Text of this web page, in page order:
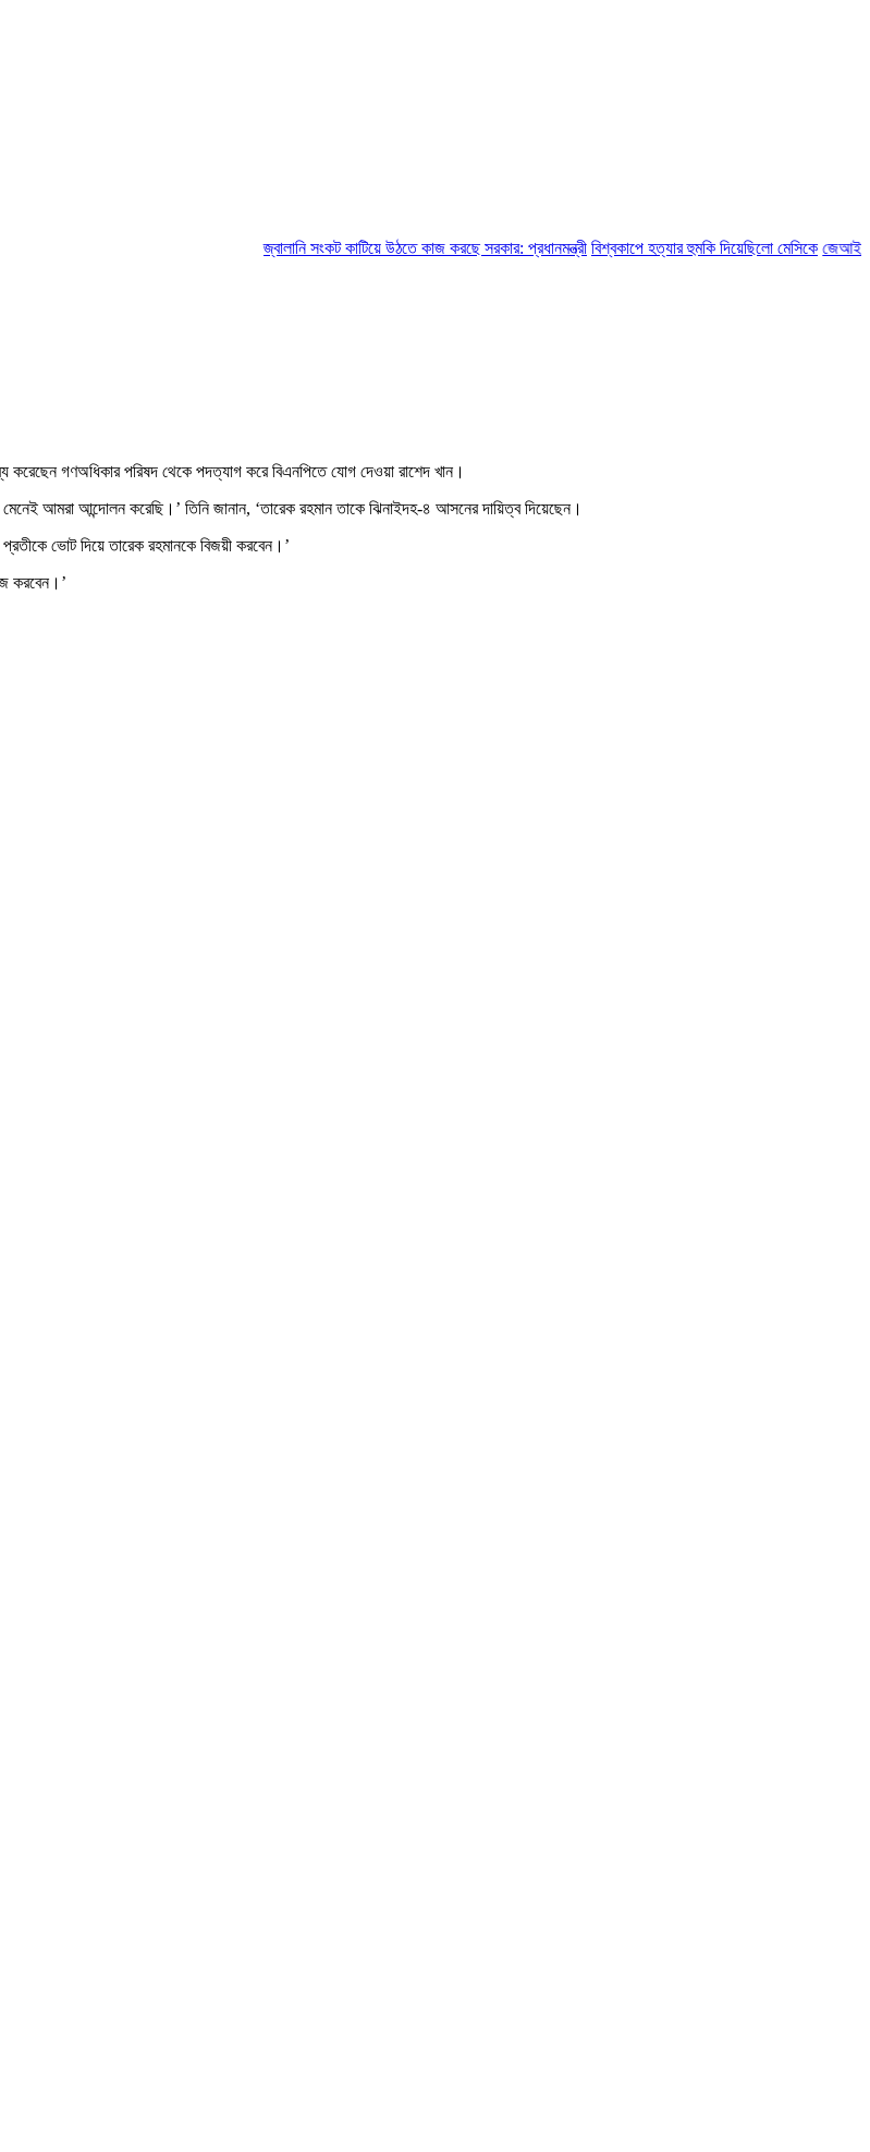
জ্বালানি সংকট কাটিয়ে উঠতে কাজ করছে সরকার: প্রধানমন্ত্রী বিশ্বকাপে হত্যার হুমকি দিয়েছিলো মেসিকে জেআইসি সেলে
গণঅধিকার পরিষদ থেকে পদত্যাগ করে বিএনপিতে যোগ দেওয়া রাশেদ খান।
আমরা আন্দোলন করেছি।’ তিনি জানান, ‘তারেক রহমান তাকে ঝিনাইদহ-৪ আসনের দায়িত্ব দিয়েছেন।
ভোট দিয়ে তারেক রহমানকে বিজয়ী করবেন।’
করবেন।’